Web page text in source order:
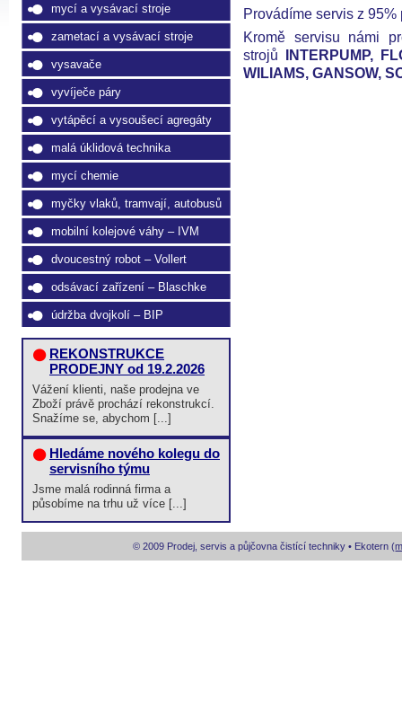
Provádíme servis z
Kromě servisu námi
strojů INTERPUMP,
WILIAMS, GANSOW,
mycí a vysávací stroje
zametací a vysávací stroje
vysavače
vyvíječe páry
vytápěcí a vysoušecí agregáty
malá úklidová technika
mycí chemie
myčky vlaků, tramvají, autobusů
mobilní kolejové váhy – IVM
dvoucestný robot – Vollert
odsávací zařízení – Blaschke
údržba dvojkolí – BIP
REKONSTRUKCE
PRODEJNY od 19.2.2026
Vážení klienti, naše prodejna ve
Zboží právě prochází rekonstrukcí.
Snažíme se, abychom [...]
Hledáme nového kolegu do
servisního týmu
Jsme malá rodinná firma a
působíme na trhu už více [...]
© 2009 Prodej, servis a půjčovna čistící techniky • Ekotern (